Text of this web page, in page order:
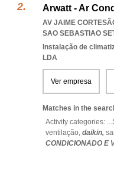
Arwatt - Ar
AV JAIME
SAO SEBASTIAO
Instalação de
LDA
Ver empresa
Matches in the
Activity categories: ...
ventilação, daikin,
CONDICIONADO E